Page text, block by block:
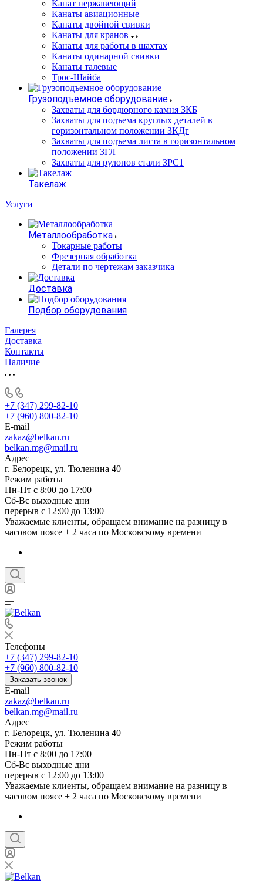
Канат нержавеющий
Канаты авиационные
Канаты двойной свивки
Канаты для кранов
Канаты для работы в шахтах
Канаты одинарной свивки
Канаты талевые
Трос-Шайба
Грузоподъемное оборудование
Захваты для бордюрного камня ЗКБ
Захваты для подъема круглых деталей в
горизонтальном положении ЗКДг
Захваты для подъема листа в горизонтальном
положении ЗГЛ
Захваты для рулонов стали ЗРС1
Такелаж
Услуги
Металлообработка
Токарные работы
Фрезерная обработка
Детали по чертежам заказчика
Доставка
Подбор оборудования
Галерея
Доставка
Контакты
Наличие
+7 (347) 299-82-10
+7 (960) 800-82-10
E-mail
zakaz@belkan.ru
belkan.mg@mail.ru
Адрес
г. Белорецк, ул. Тюленина 40
Режим работы
Пн-Пт с 8:00 до 17:00
Сб-Вс выходные дни
перерыв с 12:00 до 13:00
Уважаемые клиенты, обращаем внимание на разницу в
часовом поясе + 2 часа по Московскому времени
Телефоны
+7 (347) 299-82-10
+7 (960) 800-82-10
Заказать звонок
E-mail
zakaz@belkan.ru
belkan.mg@mail.ru
Адрес
г. Белорецк, ул. Тюленина 40
Режим работы
Пн-Пт с 8:00 до 17:00
Сб-Вс выходные дни
перерыв с 12:00 до 13:00
Уважаемые клиенты, обращаем внимание на разницу в
часовом поясе + 2 часа по Московскому времени